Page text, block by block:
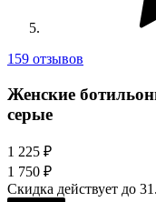
159 отзывов
Женские
серые
1 225 ₽
1 750 ₽
Скидка действует до